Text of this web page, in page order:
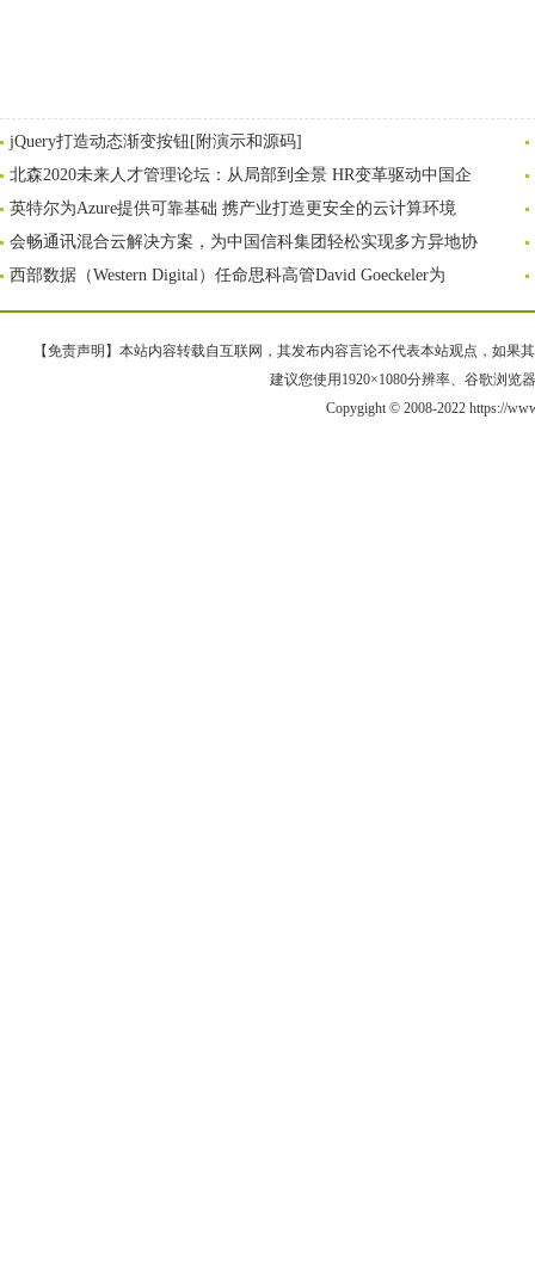
jQuery打造动态渐变按钮[附演示和源码]
北森2020未来人才管理论坛：从局部到全景 HR变革驱动中国企
英特尔为Azure提供可靠基础 携产业打造更安全的云计算环境
会畅通讯混合云解决方案，为中国信科集团轻松实现多方异地协
西部数据（Western Digital）任命思科高管David Goeckeler为
【免责声明】本站内容转载自互联网，其发布内容言论不代表本站观点，如果
建议您使用1920×1080分辨率、谷歌浏览
Copygight © 2008-2022 https://